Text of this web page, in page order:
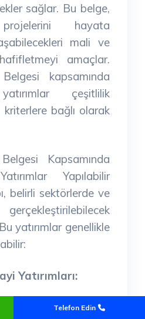
sağlar. Bu belge,
projelerini hayata
mali ve
amaçlar.
kapsamında
çeşitlilik
bağlı olarak
Kapsamında
Yapılabilir
belirli sektörlerde ve
yatırımlar genellikle
Yatırımları:
kapsamında,
Telefon Edin